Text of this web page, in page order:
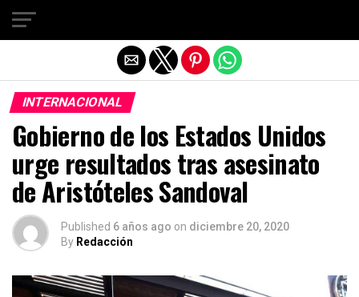
INTERNACIONAL
Gobierno de los Estados Unidos
urge resultados tras asesinato
de Aristóteles Sandoval
Published 6 años ago on diciembre 20, 2020
By Redacción